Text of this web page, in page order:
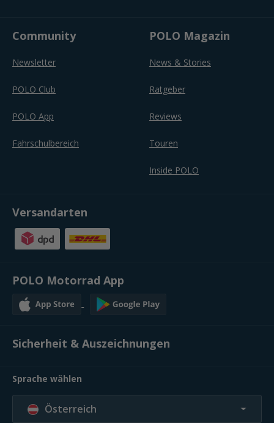
Community
Newsletter
POLO Club
POLO App
Fahrschulbereich
POLO Magazin
News & Stories
Ratgeber
Reviews
Touren
Inside POLO
Versandarten
POLO Motorrad App
Sicherheit & Auszeichnungen
Sprache wählen
Österreich